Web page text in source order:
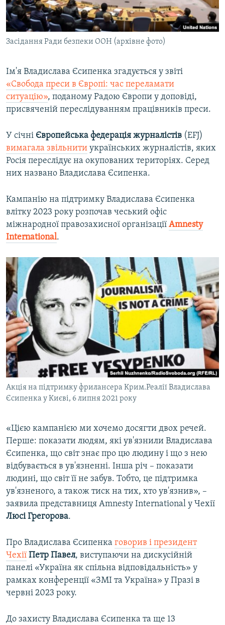
Засідання Ради безпеки ООН (архівне фото)
Ім'я Владислава Єсипенка згадується у звіті
«Свобода преси в Європі: час переламати
ситуацію», поданому Радою Європи у доповіді,
присвяченій переслідуванням працівників преси.
У січні Європейська федерація журналістів (EFJ)
вимагала звільнити українських журналістів, яких
Росія переслідує на окупованих територіях. Серед
них названо Владислава Єсипенка.
Кампанію на підтримку Владислава Єсипенка
влітку 2023 року розпочав чеський офіс
міжнародної правозахисної організації Amnesty
International.
Акція на підтримку фрилансера Крим.Реалії Владислава
Єсипенка у Києві, 6 липня 2021 року
«Цією кампанією ми хочемо досягти двох речей.
Перше: показати людям, які ув'язнили Владислава
Єсипенка, що світ знає про цю людину і що з нею
відбувається в ув'язненні. Інша річ – показати
людині, що світ її не забув. Тобто, це підтримка
ув'язненого, а також тиск на тих, хто ув'язнив», –
заявила представниця Amnesty International у Чехії
Люсі Грегорова.
Про Владислава Єсипенка говорив і президент
Чехії Петр Павел, виступаючи на дискусійній
панелі «Україна як спільна відповідальність» у
рамках конференції «ЗМІ та Україна» у Празі в
червні 2023 року.
До захисту Владислава Єсипенка та ще 13